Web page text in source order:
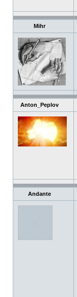
Mihr
Anton_Peplov
Andante